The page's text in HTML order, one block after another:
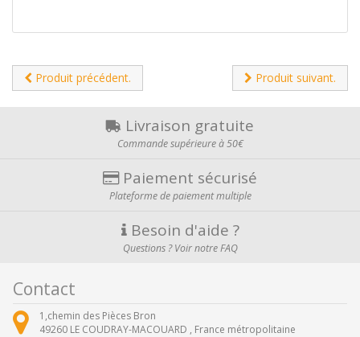
Produit précédent. Produit suivant.
Livraison gratuite
Commande supérieure à 50€
Paiement sécurisé
Plateforme de paiement multiple
Besoin d'aide ?
Questions ? Voir notre FAQ
Contact
1,chemin des Pièces Bron
49260 LE COUDRAY-MACOUARD , France métropolitaine